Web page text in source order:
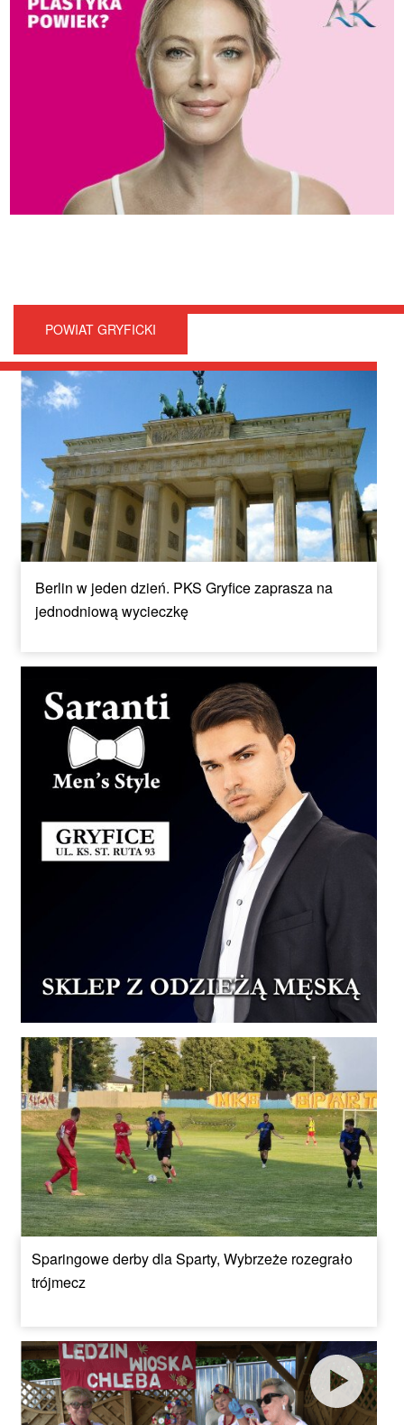
POWIAT GRYFICKI
Berlin w jeden dzień. PKS Gryfice zaprasza na
jednodniową wycieczkę
Sparingowe derby dla Sparty, Wybrzeże rozegrało
trójmecz